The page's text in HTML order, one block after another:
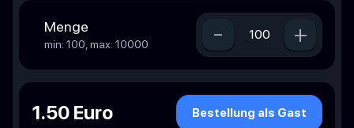
Menge
min: 100, max: 10000 - +
1.50 Euro Bestellung als Gast